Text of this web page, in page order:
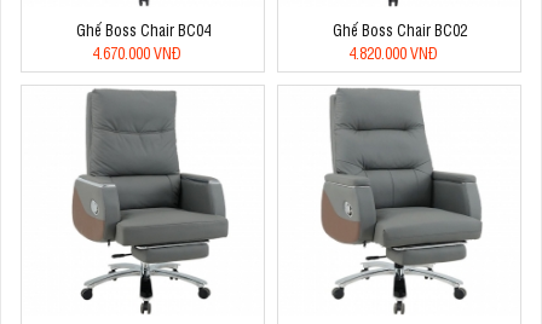
Ghế Boss Chair BC04
4.670.000 VNĐ
Ghế Boss Chair BC02
4.820.000 VNĐ